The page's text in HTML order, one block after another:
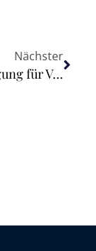
Nächster
Entschädigung für Vernässung von Forstflächen durch Biberdämme